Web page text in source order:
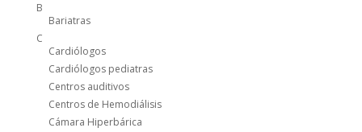
B
Bariatras
C
Cardiólogos
Cardiólogos pediatras
Centros auditivos
Centros de Hemodiálisis
Cámara Hiperbárica